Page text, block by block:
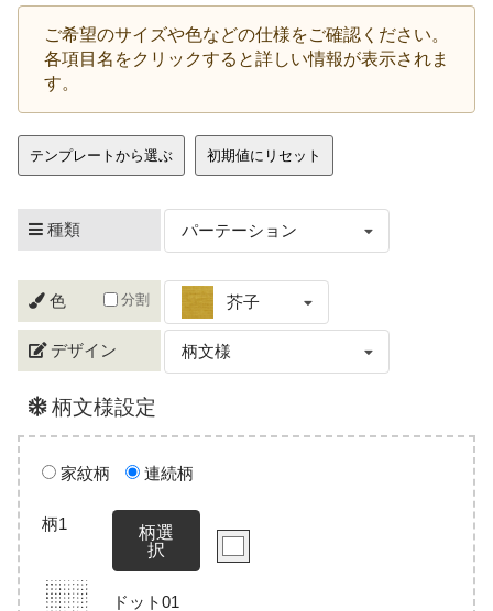
ご希望のサイズや色などの仕様をご確認ください。
各項目名をクリックすると詳しい情報が表示されま
す。
テンプレートから選ぶ 初期値にリセット
種類 パーテーション
色 分割 芥子
デザイン 柄文様
柄文様設定
家紋柄 連続柄
柄1
柄選
択
ドット01